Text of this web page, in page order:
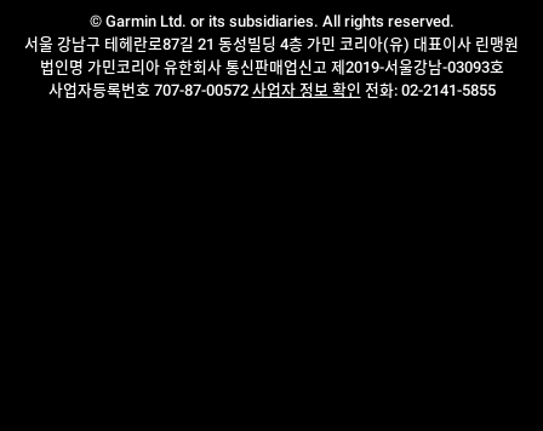
© Garmin Ltd. or its subsidiaries. All rights reserved.
서울 강남구 테헤란로87길 21 동성빌딩 4층 가민 코리아(유) 대표이사 린맹원
법인명 가민코리아 유한회사 통신판매업신고 제2019-서울강남-03093호
사업자등록번호 707-87-00572 사업자 정보 확인 전화: 02-2141-5855